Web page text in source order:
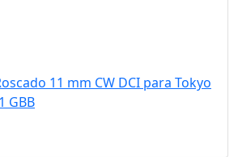
11 mm CW DCI para Tokyo
GBB